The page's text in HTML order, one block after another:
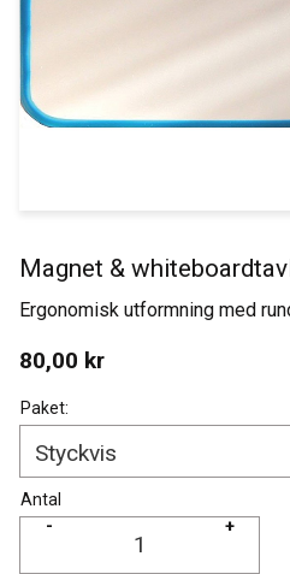
Magnet &
Ergonomisk utformning med
80,00 kr
Paket:
Antal
+
-